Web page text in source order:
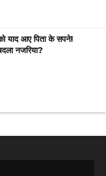
याद आए पिता के सपने!
नजरिया?